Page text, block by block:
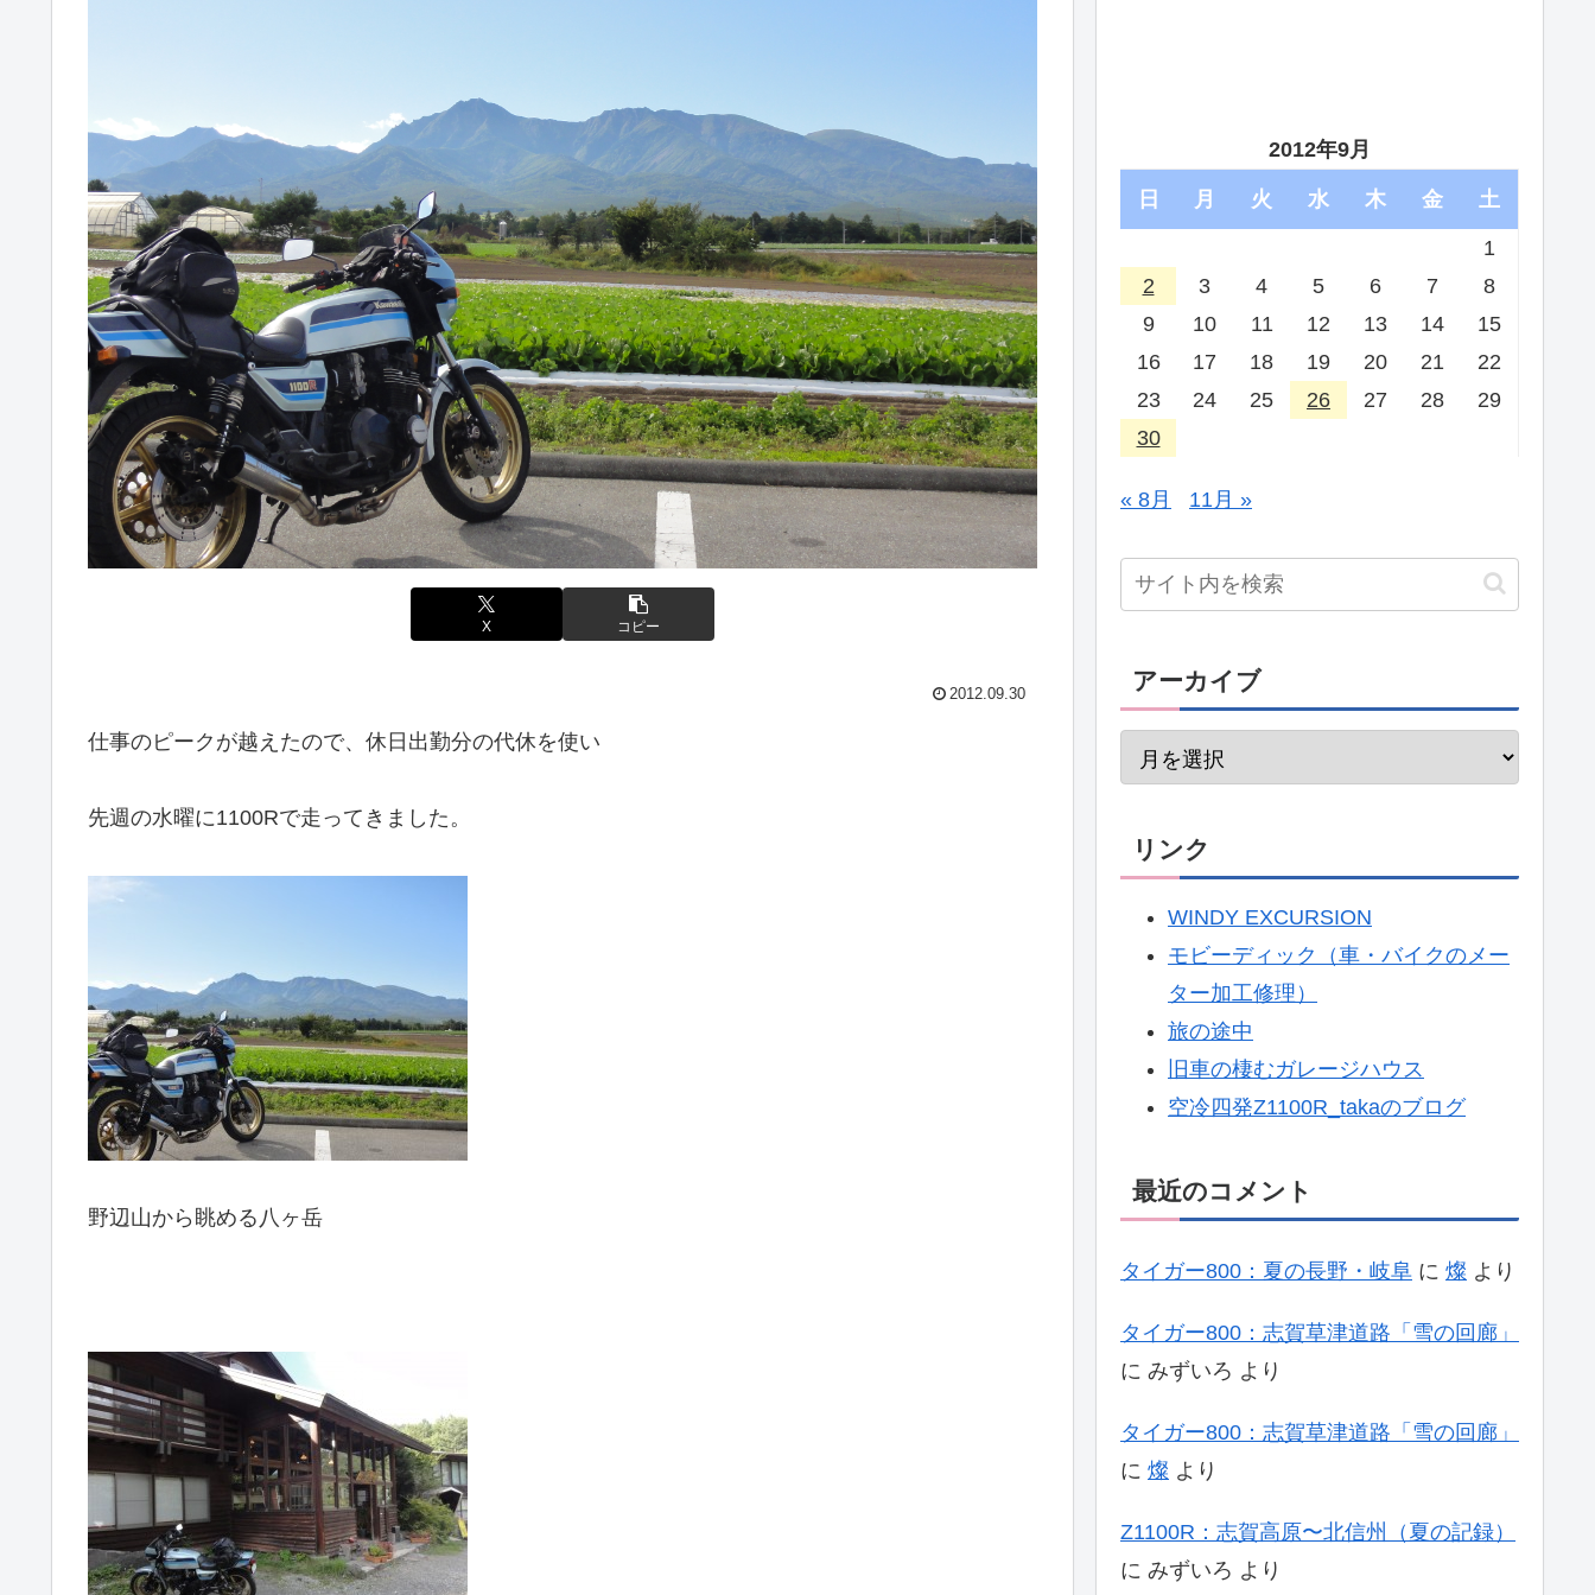
X コピー
2012.09.30
仕事のピークが越えたので、休日出勤分の代休を使い
先週の水曜に1100Rで走ってきました。
野辺山から眺める八ヶ岳
2012年9月
日 月 火 水 木 金 土
1
2
3 4 5 6 7
8
9
10 11 12 13 14
15
16
17 18 19 20 21
22
23
24 25 26 27 28
29
30
« 8月 11月 »
アーカイブ
リンク
WINDY EXCURSION
モビーディック（車・バイクのメー
ター加工修理）
旅の途中
旧車の棲むガレージハウス
空冷四発Z1100R_takaのブログ
最近のコメント
タイガー800：夏の長野・岐阜 に 燦 より
タイガー800：志賀草津道路「雪の回廊」
に みずいろ より
タイガー800：志賀草津道路「雪の回廊」
に 燦 より
Z1100R：志賀高原〜北信州（夏の記録）
に みずいろ より